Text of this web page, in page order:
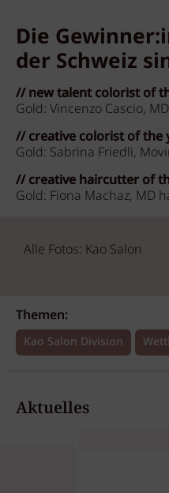
Die
der Schweiz
// new talent colorist of
Gold: Vincenzo Cascio,
// creative colorist of the
Gold: Sabrina Friedli,
// creative haircutter of
Gold: Fiona Machaz, MD
Alle Fotos: Kao Salon
Themen:
Kao Salon Division
Aktuelles